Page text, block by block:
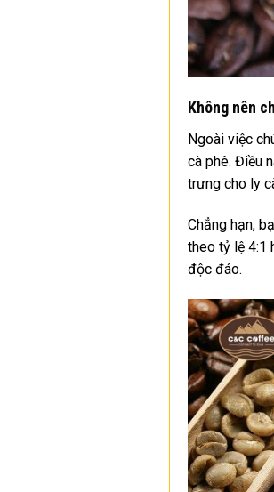
Không nên
Ngoài việc
cà phê. Điều
trưng cho ly
Chẳng hạn,
theo tỷ lệ 4:1
độc đáo.